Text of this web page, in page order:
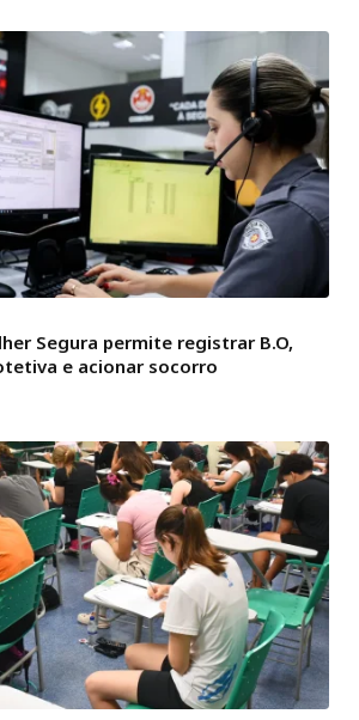
Segura permite registrar B.O,
e acionar socorro